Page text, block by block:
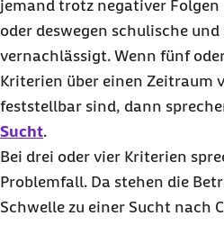
jemand trotz negativer
oder deswegen schulische
vernachlässigt. Wenn fünf
Kriterien über einen Zeitraum
feststellbar sind, dann
Sucht.
Bei drei oder vier Kriterien
Problemfall. Da stehen die
Schwelle zu einer Sucht nach